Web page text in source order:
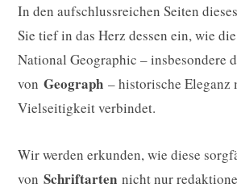
In den aufschlussreichen Seiten
Sie tief in das Herz dessen ein, wie
National Geographic – insbesondere
von Geograph – historische Eleganz
Vielseitigkeit verbindet.
Wir werden erkunden, wie diese
von Schriftarten nicht nur